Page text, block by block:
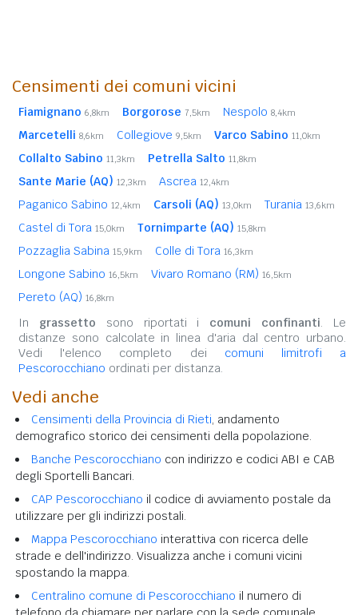
Censimenti dei comuni vicini
Fiamignano 6,8km Borgorose 7,5km Nespolo 8,4km
Marcetelli 8,6km Collegiove 9,5km Varco Sabino 11,0km
Collalto Sabino 11,3km Petrella Salto 11,8km
Sante Marie (AQ) 12,3km Ascrea 12,4km
Paganico Sabino 12,4km Carsoli (AQ) 13,0km Turania 13,6km
Castel di Tora 15,0km Tornimparte (AQ) 15,8km
Pozzaglia Sabina 15,9km Colle di Tora 16,3km
Longone Sabino 16,5km Vivaro Romano (RM) 16,5km
Pereto (AQ) 16,8km
In grassetto sono riportati i comuni confinanti. Le
distanze sono calcolate in linea d'aria dal centro urbano.
Vedi l'elenco completo dei comuni limitrofi a
Pescorocchiano ordinati per distanza.
Vedi anche
Censimenti della Provincia di Rieti, andamento
demografico storico dei censimenti della popolazione.
Banche Pescorocchiano con indirizzo e codici ABI e CAB
degli Sportelli Bancari.
CAP Pescorocchiano il codice di avviamento postale da
utilizzare per gli indirizzi postali.
Mappa Pescorocchiano interattiva con ricerca delle
strade e dell'indirizzo. Visualizza anche i comuni vicini
spostando la mappa.
Centralino comune di Pescorocchiano il numero di